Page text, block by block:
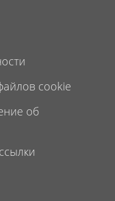
cookie
об